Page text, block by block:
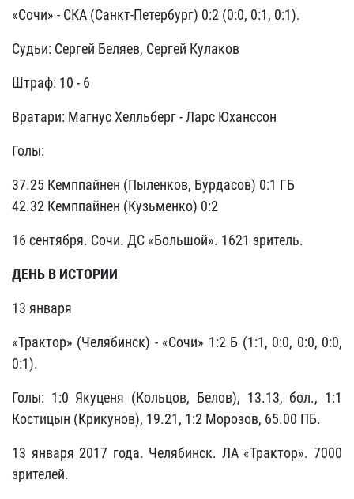
«Сочи» - СКА (Санкт-Петербург) 0:2 (0:0, 0:1, 0:1).
Судьи: Сергей Беляев, Сергей Кулаков
Штраф: 10 - 6
Вратари: Магнус Хелльберг - Ларс Юханссон
Голы:
37.25 Кемппайнен (Пыленков, Бурдасов) 0:1 ГБ
42.32 Кемппайнен (Кузьменко) 0:2
16 сентября. Сочи. ДС «Большой». 1621 зритель.
ДЕНЬ В ИСТОРИИ
13 января
«Трактор» (Челябинск) - «Сочи» 1:2 Б (1:1, 0:0, 0:0, 0:0,
0:1).
Голы: 1:0 Якуценя (Кольцов, Белов), 13.13, бол., 1:1
Костицын (Крикунов), 19.21, 1:2 Морозов, 65.00 ПБ.
13 января 2017 года. Челябинск. ЛА «Трактор». 7000
зрителей.